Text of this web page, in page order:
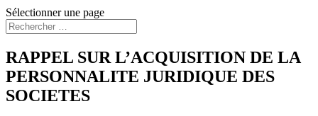
Sélectionner une page
RAPPEL SUR L’ACQUISITION DE LA
PERSONNALITE JURIDIQUE DES
SOCIETES